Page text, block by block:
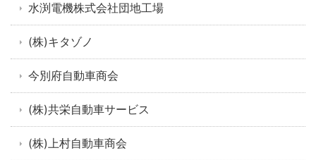
水渕電機株式会社団地工場
(株)キタゾノ
今別府自動車商会
(株)共栄自動車サービス
(株)上村自動車商会